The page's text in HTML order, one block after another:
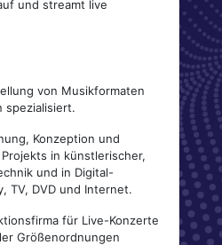
und streamt live
von Musikformaten
spezialisiert.
Konzeption und
in künstlerischer,
und in Digital-
TV, DVD und Internet.
für Live-Konzerte
Größenordnungen